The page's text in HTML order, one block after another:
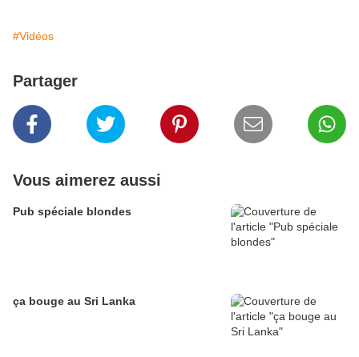
#Vidéos
Partager
Vous aimerez aussi
Pub spéciale blondes
ça bouge au Sri Lanka